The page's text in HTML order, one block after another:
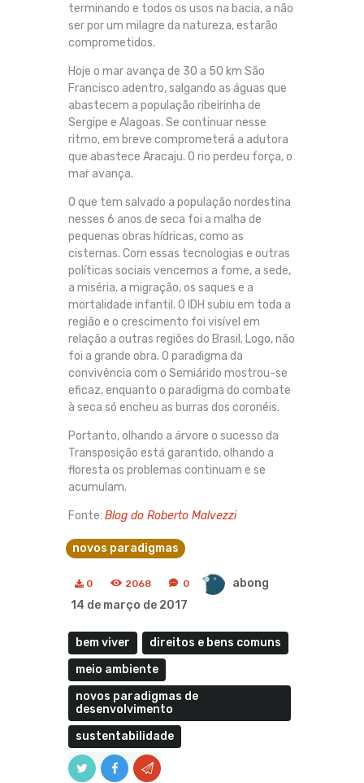
terminando e todos os usos na bacia, a não
ser por um milagre da natureza, estarão
comprometidos.
Hoje o mar avança de 30 a 50 km São
Francisco adentro, salgando as águas que
abastecem a população ribeirinha de
Sergipe e Alagoas. Se continuar nesse
ritmo, em breve comprometerá a adutora
que abastece Aracaju. O rio perdeu força, o
mar avança.
O que tem salvado a população nordestina
nesses 6 anos de seca foi a malha de
pequenas obras hídricas, como as
cisternas. Com essas tecnologias e outras
políticas sociais vencemos a fome, a sede,
a miséria, a migração, os saques e a
mortalidade infantil. O IDH subiu em toda a
região e o crescimento foi visível em
relação a outras regiões do Brasil. Logo, não
foi a grande obra. O paradigma da
convivência com o Semiárido mostrou-se
eficaz, enquanto o paradigma do combate
à seca só encheu as burras dos coronéis.
Portanto, olhando a árvore o sucesso da
Transposição está garantido, olhando a
floresta os problemas continuam e se
acumulam.
Fonte: Blog do Roberto Malvezzi
novos paradigmas
0 2068 0
abong
14 de março de 2017
bem viver
direitos e bens comuns
meio ambiente
novos paradigmas de
desenvolvimento
sustentabilidade